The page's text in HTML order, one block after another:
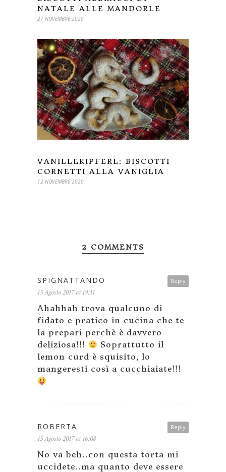
NATALE ALLE MANDORLE
27 NOVEMBRE 2020
VANILLEKIPFERL: BISCOTTI
CORNETTI ALLA VANIGLIA
12 NOVEMBRE 2020
2 COMMENTS
Reply
SPIGNATTANDO
15 Agosto 2017 at 19:11
Ahahhah trova qualcuno di
fidato e pratico in cucina che te
la prepari perchè è davvero
deliziosa!!!
Soprattutto il
lemon curd è squisito, lo
mangeresti così a cucchiaiate!!!
Reply
ROBERTA
15 Agosto 2017 at 16:08
No va beh..con questa torta mi
uccidete..ma quanto deve essere